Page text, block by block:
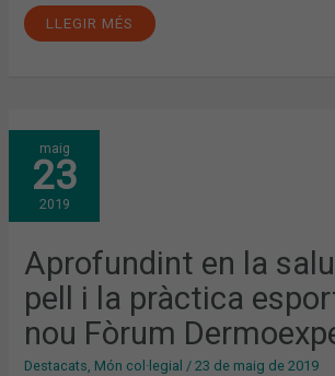
LLEGIR MÉS
maig
23
2019
Aprofundint en la
pell i la pràctica
nou Fòrum
Destacats, Món col·legial /23 de maig de 2019
APROFUNDINT
EN
LA
SALUT
DE
LA
PELL
PRÀCTICA
ESPORTIVA
A
UN
FÒRUM
DERMOEXPERT